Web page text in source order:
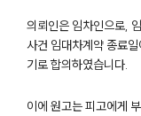
의뢰인은 임차인으로,
사건 임대차계약 종료
기로 합의하였습니다.
이에 원고는 피고에게